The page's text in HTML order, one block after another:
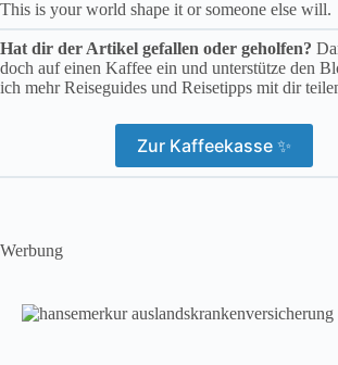
This is your world shape it or someone else will.
Hat dir der Artikel gefallen oder geholfen?
doch auf einen Kaffee ein und unterstütze den
ich mehr Reiseguides und Reisetipps mit dir
Zur Kaffeekasse ✨
Werbung